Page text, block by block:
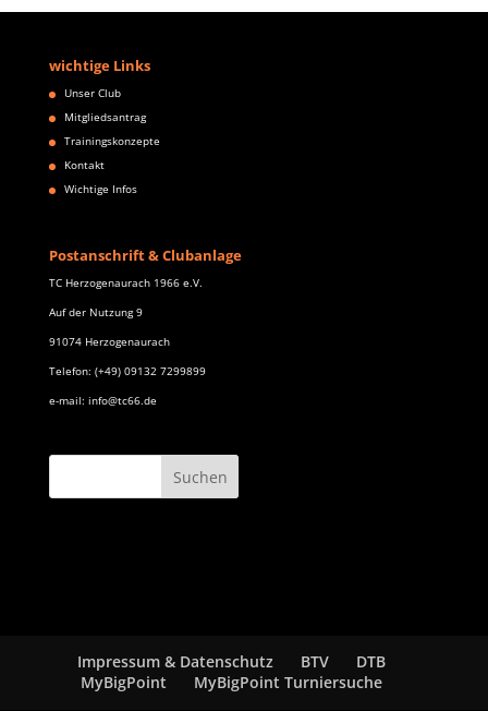
wichtige Links
Unser Club
Mitgliedsantrag
Trainingskonzepte
Kontakt
Wichtige Infos
Postanschrift & Clubanlage
TC Herzogenaurach 1966 e.V.
Auf der Nutzung 9
91074 Herzogenaurach
Telefon: (+49) 09132 7299899
e-mail: info@tc66.de
Impressum & Datenschutz BTV
DTB
MyBigPoint
MyBigPoint Turniersuche